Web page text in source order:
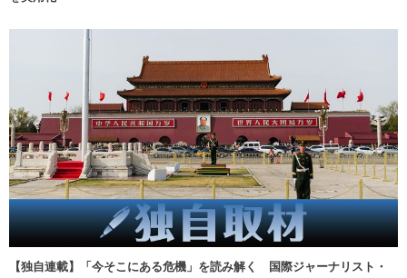
【独自連載】「今そこにある危機」を読み解く 国際ジャーナリスト・